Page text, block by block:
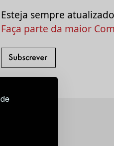
Esteja sempre
Faça parte da maior